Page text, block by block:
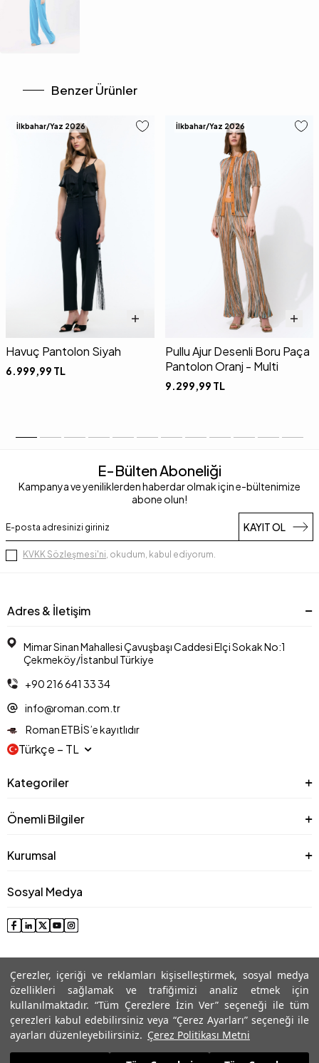
Çerezler, içeriği ve reklamları kişiselleştirmek, sosyal medya
özellikleri sağlamak ve trafiğimizi analiz etmek için
kullanılmaktadır. “Tüm Çerezlere İzin Ver” seçeneği ile tüm
çerezleri kabul edebilirsiniz veya “Çerez Ayarları” seçeneği ile
ayarları düzenleyebilirsiniz. Çerez Politikası Metni
Benzer Ürünler
İlkbahar/Yaz 2026
Havuç Pantolon Siyah
6.999,99 TL
İlkbahar/Yaz 2026
Pullu Ajur Desenli Boru Paça
Pantolon Oranj - Multi
9.299,99 TL
E-Bülten Aboneliği
Kampanya ve yeniliklerden haberdar olmak için e-bültenimize
abone olun!
KAYIT OL
KVKK Sözleşmesi'ni, okudum, kabul ediyorum.
Adres & İletişim
Mimar Sinan Mahallesi Çavuşbaşı Caddesi Elçi Sokak No:1
Çekmeköy/İstanbul Türkiye
+90 216 641 33 34
info@roman.com.tr
Roman ETBİS’e kayıtlıdır
Türkçe − TL
Kategoriler
Önemli Bilgiler
Kurumsal
Sosyal Medya
© 2025 Roman® Tüm Hakları Saklıdır, İzinsiz kullanılamaz